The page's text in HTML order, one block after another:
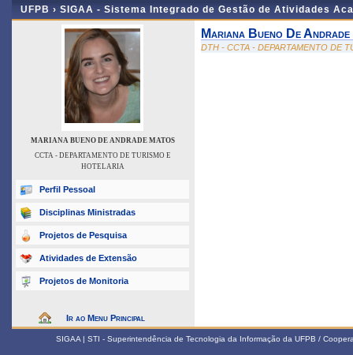
UFPB › SIGAA - Sistema Integrado de Gestão de Atividades
MARIANA BUENO DE ANDRADE MATOS
CCTA - DEPARTAMENTO DE TURISMO E
HOTELARIA
Perfil Pessoal
Disciplinas Ministradas
Projetos de Pesquisa
Atividades de Extensão
Projetos de Monitoria
Ir ao Menu Principal
Mariana Bueno De
DTH - CCTA - DEPARTAMENTO DE
SIGAA | STI - Superintendência de Tecnologia da Informação da UFPB /